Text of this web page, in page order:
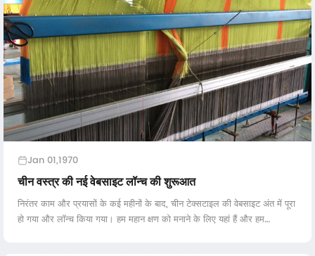
Jan 01,1970
चीन वस्त्र की नई वेबसाइट लॉन्च की शुरूआत
निरंतर काम और प्रयासों के कई महीनों के बाद, चीन टेक्सटाइल की वेबसाइट अंत में पूरा
हो गया और लॉन्च किया गया। हम महान क्षण को मनाने के लिए यहां हैं और हम